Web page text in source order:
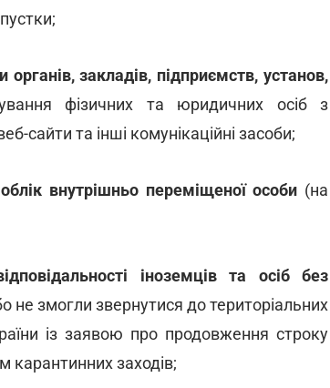
закладів, підприємств, установ,
фізичних та юридичних осіб з
сайти та інші комунікаційні засоби;
внутрішньо переміщеної особи (на
іноземців та осіб без
не змогли звернутися до територіальних
із заявою про продовження строку
карантинних заходів;